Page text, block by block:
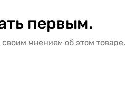
первым.
мнением об этом товаре.